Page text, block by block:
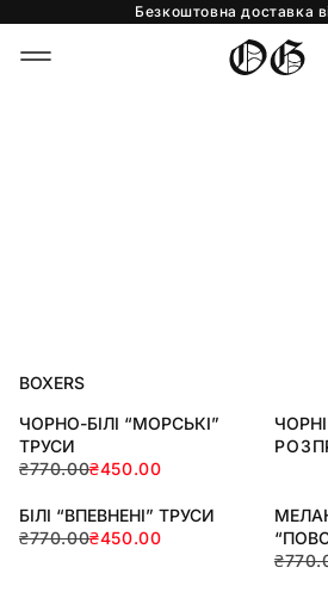
Безкоштовна доставка
BOXERS
ЧОРНО-БІЛІ “МОРСЬКІ”
ТРУСИ
₴770.00₴450.00
БІЛІ “ВПЕВНЕНІ” ТРУСИ
₴770.00₴450.00